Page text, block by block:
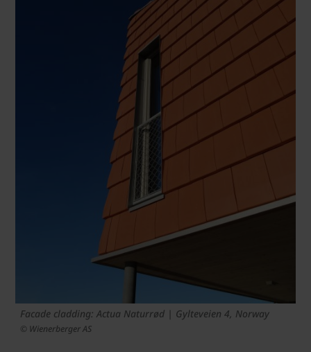
Facade cladding: Actua Naturrød | Gylteveien 4, Norway
© Wienerberger AS